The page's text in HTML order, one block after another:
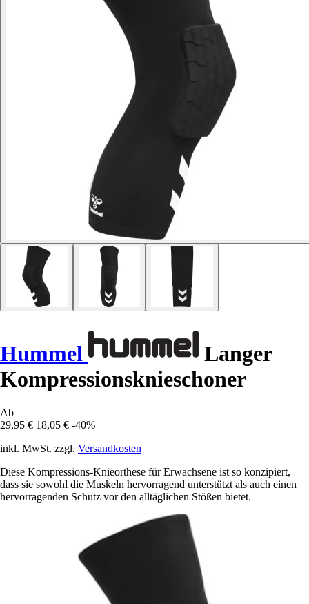
Hummel
Langer
Kompressionsknieschoner
Ab
29,95 € 18,05 € -40%
inkl. MwSt. zzgl. Versandkosten
Diese Kompressions-Knieorthese für Erwachsene ist so konzipiert,
dass sie sowohl die Muskeln hervorragend unterstützt als auch einen
hervorragenden Schutz vor den alltäglichen Stößen bietet.